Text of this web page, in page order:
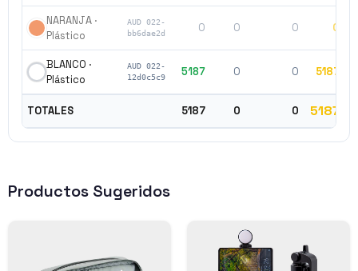
NARANJA ·
Plástico
AUD 022-
bb6dae2d
0 0 0 0
BLANCO ·
Plástico
AUD 022-
12d0c5c9
5187 0 0 5187
TOTALES 5187 0 0 5187
Productos Sugeridos